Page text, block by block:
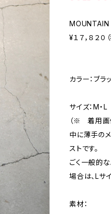
¥１７，８２０
カラー：ブラ
サイズ：M・L
（※ 着用画
中に薄手の
ストです。
ごく一般的
場合は、Lサ
素材：